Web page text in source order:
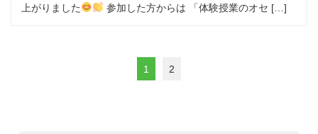
上がりました
参加した方からは 「体験授業のオセ […]
1 2